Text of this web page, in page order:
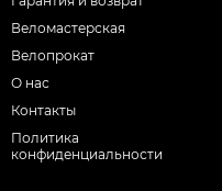
Веломастерская
Велопрокат
О нас
Контакты
Политика
конфиденциальности